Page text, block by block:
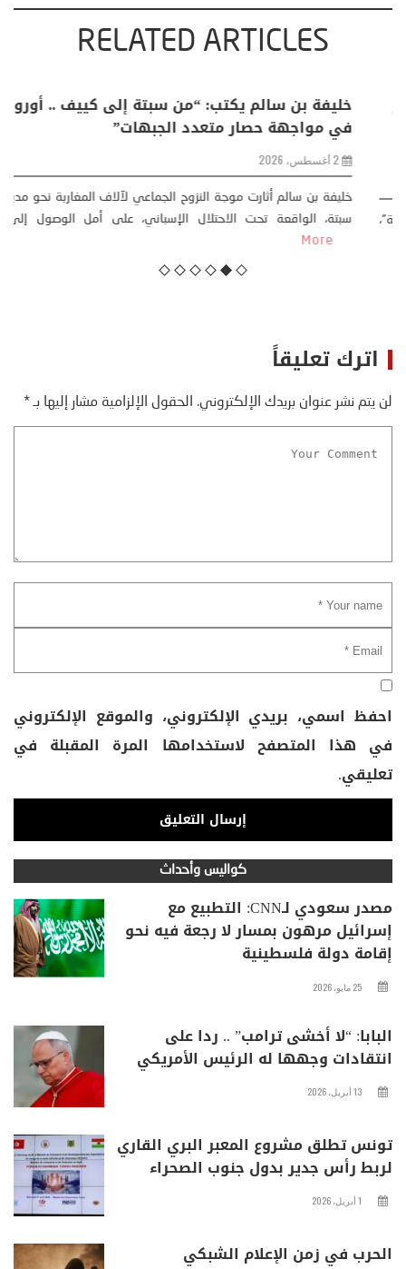
RELATED ARTICLES
منذر بالضيافي يكتب حول: التغيرات المناخية: اكثر
من ظاهرة طبيعية .. تحول اجتماعي وحضاري (
مقاربة سوسيولوجية )
كتب: منذر بالضيافي بدأت قصتي مع التغييرات المناخية ” المتطرفة”،
منذ نهاية ثمانينات القرن الماضي، حين أطردنا ...
اترك تعليقاً
لن يتم نشر عنوان بريدك الإلكتروني. الحقول الإلزامية مشار إليها بـ*
احفظ اسمي، بريدي الإلكتروني، والموقع الإلكتروني
في هذا المتصفح لاستخدامها المرة المقبلة في
تعليقي.
كواليس وأحداث
مصدر سعودي لـCNN: التطبيع مع
إسرائيل مرهون بمسار لا رجعة فيه نحو
إقامة دولة فلسطينية
25 مايو، 2026
البابا: “لا أخشى ترامب” .. ردا على
انتقادات وجهها له الرئيس الأمريكي
13 أبريل، 2026
تونس تطلق مشروع المعبر البري القاري
لربط رأس جدير بدول جنوب الصحراء
1 أبريل، 2026
الحرب في زمن الإعلام الشبكي